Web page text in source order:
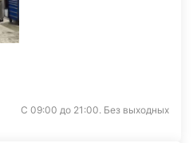
С 09:00 до 21:00. Без выходных